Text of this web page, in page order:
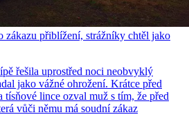
zákazu přiblížení, strážníky chtěl jako
řešila uprostřed noci neobvyklý
jako vážné ohrožení. Krátce před
tísňové lince ozval muž s tím, že před
vůči němu má soudní zákaz